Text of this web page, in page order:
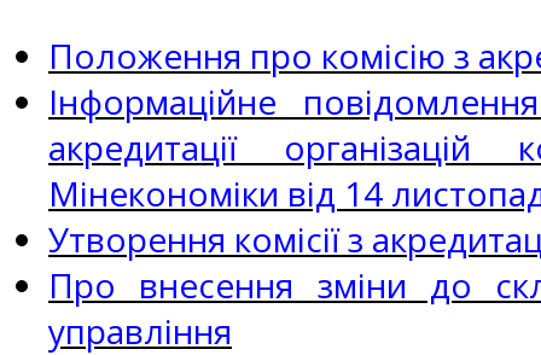
Положення про комісію з
Інформаційне
акредитації
Мінекономіки від 14
Утворення комісії з
Про внесення зміни до
управління